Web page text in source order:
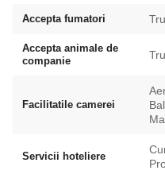
Accepta fumatori
Accepta animale de
companie
Facilitatile camerei
Servicii hoteliere